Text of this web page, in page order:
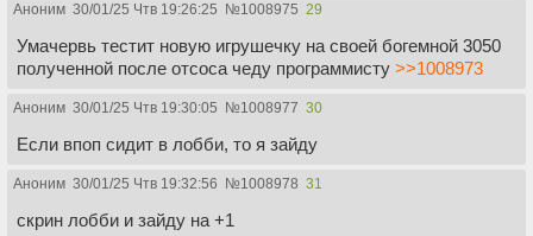
Аноним 30/01/25 Чтв 19:26:25 №1008975 29
Умачервь тестит новую игрушечку на своей богемной 3050
полученной после отсоса чеду программисту >>1008973
Аноним 30/01/25 Чтв 19:30:05 №1008977 30
Если впоп сидит в лобби, то я зайду
Аноним 30/01/25 Чтв 19:32:56 №1008978 31
скрин лобби и зайду на +1